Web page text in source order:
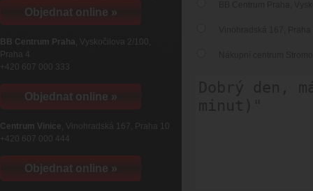
Objednat online »
BB Centrum Praha , Vyskočilova 2/100,
Praha 4
+420 607 000 333
Objednat online »
Centrum Vinice , Vinohradská 167, Praha 10
+420 607 000 444
Objednat online »